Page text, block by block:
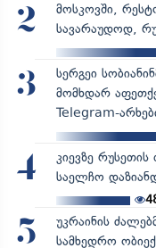
2
მოსკოვში,
სავარაუდოდ,
3
სერგეი
მომხდარ
Telegram-
4
კიევზე
საელჩო
5
უკრაინის
სამხედრო